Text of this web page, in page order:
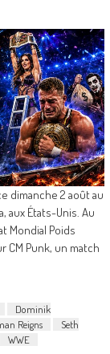
dimanche 2 août au
aux États-Unis. Au
Mondial Poids
CM Punk, un match
Dominik
Reigns
Seth
WWE